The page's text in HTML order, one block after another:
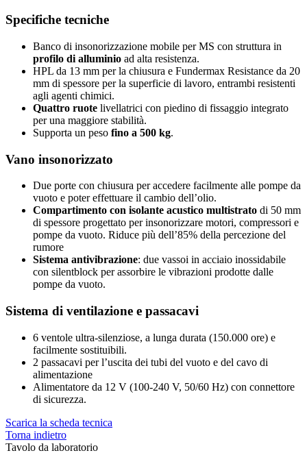
Specifiche tecniche
Banco di insonorizzazione mobile per MS con struttura in
profilo di alluminio ad alta resistenza.
HPL da 13 mm per la chiusura e Fundermax Resistance da 20
mm di spessore per la superficie di lavoro, entrambi resistenti
agli agenti chimici.
Quattro ruote livellatrici con piedino di fissaggio integrato
per una maggiore stabilità.
Supporta un peso fino a 500 kg.
Vano insonorizzato
Due porte con chiusura per accedere facilmente alle pompe da
vuoto e poter effettuare il cambio dell’olio.
Compartimento con isolante acustico multistrato di 50 mm
di spessore progettato per insonorizzare motori, compressori e
pompe da vuoto. Riduce più dell’85% della percezione del
rumore
Sistema antivibrazione: due vassoi in acciaio inossidabile
con silentblock per assorbire le vibrazioni prodotte dalle
pompe da vuoto.
Sistema di ventilazione e passacavi
6 ventole ultra-silenziose, a lunga durata (150.000 ore) e
facilmente sostituibili.
2 passacavi per l’uscita dei tubi del vuoto e del cavo di
alimentazione
Alimentatore da 12 V (100-240 V, 50/60 Hz) con connettore
di sicurezza.
Scarica la scheda tecnica
Torna indietro
Tavolo da laboratorio